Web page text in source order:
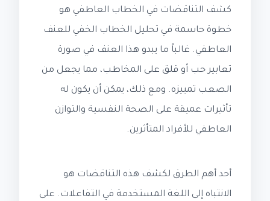
كشف التناقضات في الخطاب العاطفي هو
خطوة حاسمة في تحليل الخطاب الخفي للعنف
العاطفي. غالباً ما يبدو هذا العنف في صورة
تعابير حب أو قلق على المخاطب، مما يجعل من
الصعب تمييزه. ومع ذلك، يمكن أن يكون له
تأثيرات عميقة على الصحة النفسية والتوازن
العاطفي للأفراد المتأثرين.
أحد أهم الطرق لكشف هذه التناقضات هو
الانتباه إلى اللغة المستخدمة في التفاعلات. على